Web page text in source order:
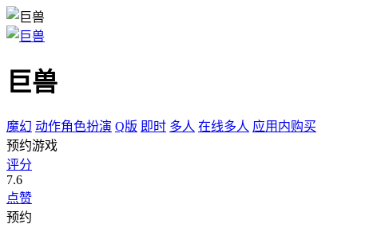
巨兽
魔幻 动作角色扮演 Q版 即时 多人 在线多人 应用内购买
预约游戏
评分
7.6
点赞
预约